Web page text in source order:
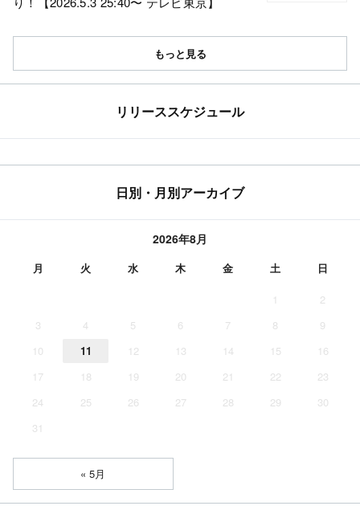
もっと見る
リリーススケジュール
日別・月別アーカイブ
2026年8月
月 火 水 木 金 土 日
1
2
3
4 5 6 7 8
9
10
11 12 13 14 15
16
17
18 19 20 21 22
23
24
25 26 27 28 29
30
31
« 5月